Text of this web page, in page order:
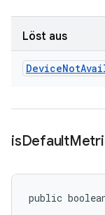
Löst aus
DeviceNot
isDefault
public